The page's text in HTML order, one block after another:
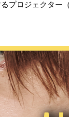
プロジェクター